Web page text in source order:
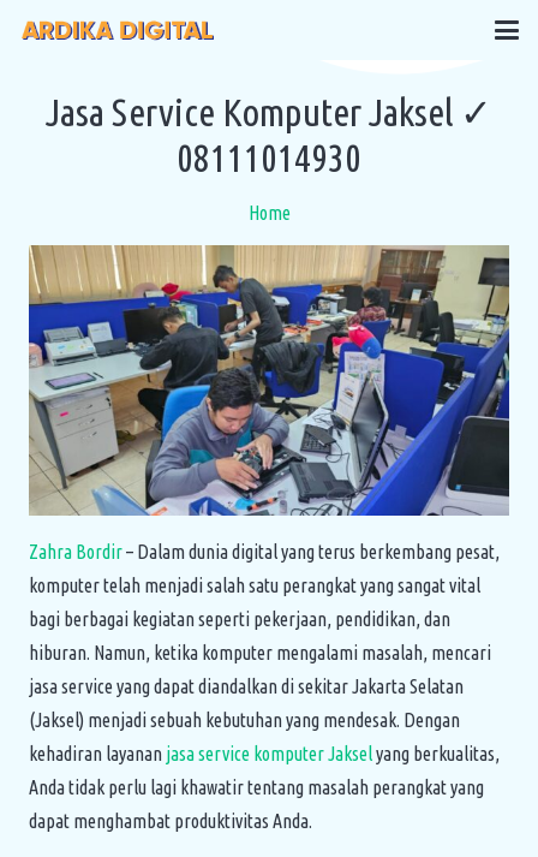
Jasa Service Komputer Jaksel ✓
08111014930
Home
Zahra Bordir– Dalam dunia digital yang terus berkembang pesat,
komputer telah menjadi salah satu perangkat yang sangat vital
bagi berbagai kegiatan seperti pekerjaan, pendidikan, dan
hiburan. Namun, ketika komputer mengalami masalah, mencari
jasa service yang dapat diandalkan di sekitar Jakarta Selatan
(Jaksel) menjadi sebuah kebutuhan yang mendesak. Dengan
kehadiran layanan jasa service komputer Jakselyang berkualitas,
Anda tidak perlu lagi khawatir tentang masalah perangkat yang
dapat menghambat produktivitas Anda.